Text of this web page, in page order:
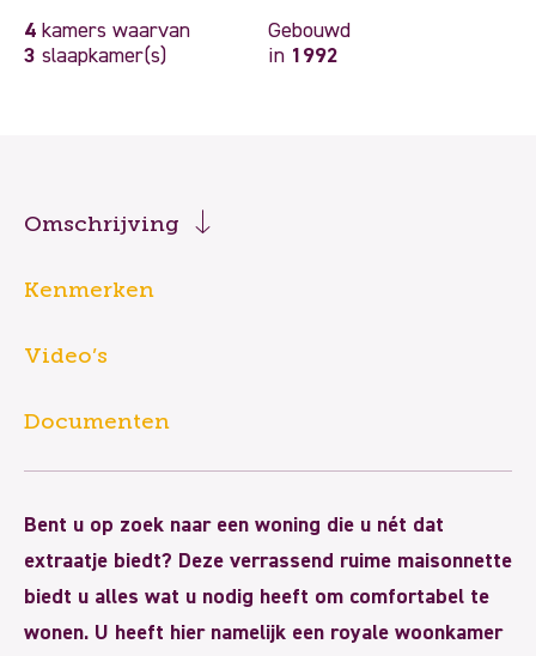
4 kamers waarvan
3 slaapkamer(s)
Gebouwd
in 1992
Omschrijving
Kenmerken
Video’s
Documenten
Bent u op zoek naar een woning die u nét dat
extraatje biedt? Deze verrassend ruime maisonnette
biedt u alles wat u nodig heeft om comfortabel te
wonen. U heeft hier namelijk een royale woonkamer